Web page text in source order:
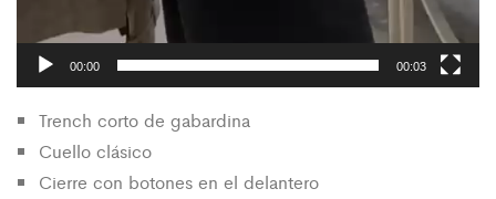
00:00 00:03
Trench corto de gabardina
Cuello clásico
Cierre con botones en el delantero